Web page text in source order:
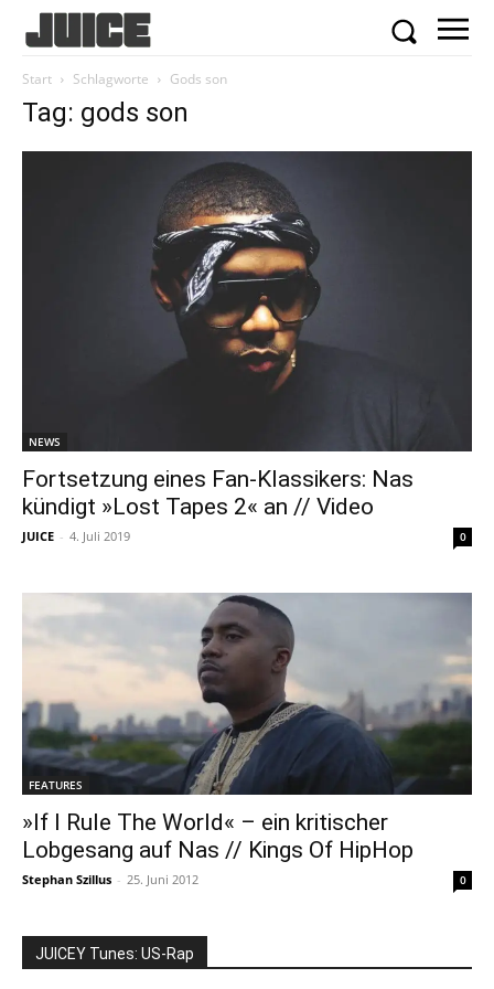
Start Schlagworte Gods son
Tag: gods son
NEWS
Fortsetzung eines Fan-Klassikers: Nas
kündigt »Lost Tapes 2« an // Video
JUICE - 4. Juli 2019 0
FEATURES
»If I Rule The World« – ein kritischer
Lobgesang auf Nas // Kings Of HipHop
Stephan Szillus - 25. Juni 2012 0
JUICEY Tunes: US-Rap